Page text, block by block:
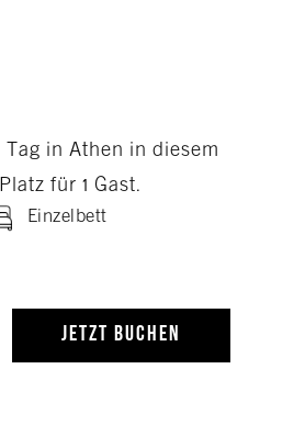
in Athen in diesem
für 1 Gast.
Einzelbett
JETZT BUCHEN